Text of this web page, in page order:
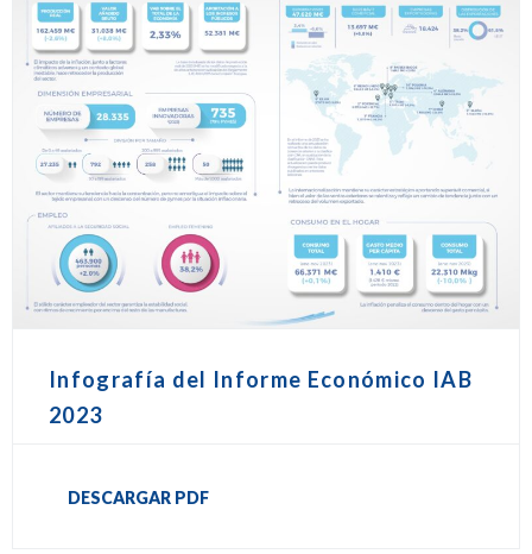
Infografía del Informe Económico IAB
2023
DESCARGAR PDF